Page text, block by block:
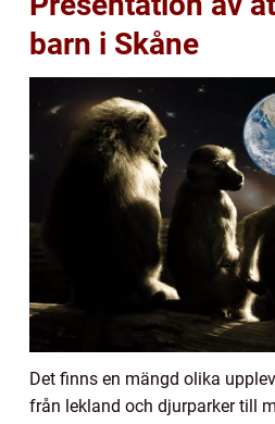
barn i Skåne
Det finns en mängd olika
från lekland och djurparker till